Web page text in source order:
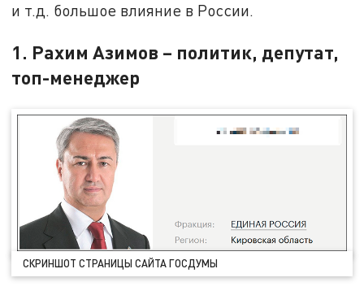
и т.д. большое влияние в России.
1. Рахим Азимов – политик, депутат,
топ-менеджер
СКРИНШОТ СТРАНИЦЫ САЙТА ГОСДУМЫ